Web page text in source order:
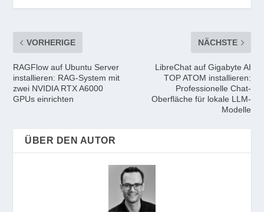
VORHERIGE
RAGFlow auf Ubuntu Server
installieren: RAG-System mit
zwei NVIDIA RTX A6000
GPUs einrichten
NÄCHSTE
LibreChat auf Gigabyte AI
TOP ATOM installieren:
Professionelle Chat-
Oberfläche für lokale LLM-
Modelle
ÜBER DEN AUTOR